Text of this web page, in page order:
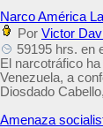
Narco América
Por Victor
59195 hrs. en
El narcotráfico
Venezuela, a
Diosdado
Amenaza